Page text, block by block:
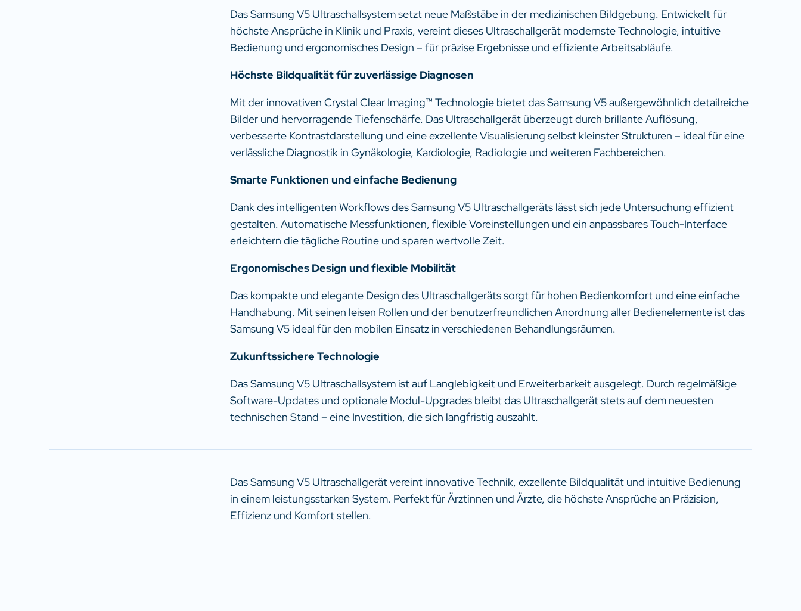
Das Samsung V5 Ultraschallsystem setzt neue Maßstäbe in der medizinischen Bildgebung. Entwickelt für
höchste Ansprüche in Klinik und Praxis, vereint dieses Ultraschallgerät modernste Technologie, intuitive
Bedienung und ergonomisches Design – für präzise Ergebnisse und effiziente Arbeitsabläufe.
Höchste Bildqualität für zuverlässige Diagnosen
Mit der innovativen Crystal Clear Imaging™ Technologie bietet das Samsung V5 außergewöhnlich detailreiche
Bilder und hervorragende Tiefenschärfe. Das Ultraschallgerät überzeugt durch brillante Auflösung,
verbesserte Kontrastdarstellung und eine exzellente Visualisierung selbst kleinster Strukturen – ideal für eine
verlässliche Diagnostik in Gynäkologie, Kardiologie, Radiologie und weiteren Fachbereichen.
Smarte Funktionen und einfache Bedienung
Dank des intelligenten Workflows des Samsung V5 Ultraschallgeräts lässt sich jede Untersuchung effizient
gestalten. Automatische Messfunktionen, flexible Voreinstellungen und ein anpassbares Touch-Interface
erleichtern die tägliche Routine und sparen wertvolle Zeit.
Ergonomisches Design und flexible Mobilität
Das kompakte und elegante Design des Ultraschallgeräts sorgt für hohen Bedienkomfort und eine einfache
Handhabung. Mit seinen leisen Rollen und der benutzerfreundlichen Anordnung aller Bedienelemente ist das
Samsung V5 ideal für den mobilen Einsatz in verschiedenen Behandlungsräumen.
Zukunftssichere Technologie
Das Samsung V5 Ultraschallsystem ist auf Langlebigkeit und Erweiterbarkeit ausgelegt. Durch regelmäßige
Software-Updates und optionale Modul-Upgrades bleibt das Ultraschallgerät stets auf dem neuesten
technischen Stand – eine Investition, die sich langfristig auszahlt.
Das Samsung V5 Ultraschallgerät vereint innovative Technik, exzellente Bildqualität und intuitive Bedienung
in einem leistungsstarken System. Perfekt für Ärztinnen und Ärzte, die höchste Ansprüche an Präzision,
Effizienz und Komfort stellen.